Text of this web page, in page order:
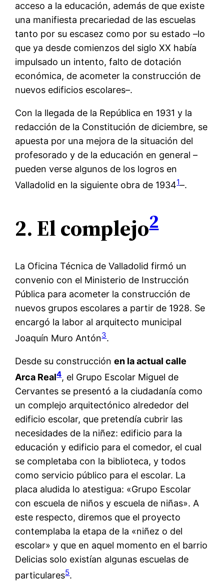
acceso a la educación, además de que existe
una manifiesta precariedad de las escuelas
tanto por su escasez como por su estado –lo
que ya desde comienzos del siglo XX había
impulsado un intento, falto de dotación
económica, de acometer la construcción de
nuevos edificios escolares–.
Con la llegada de la República en 1931 y la
redacción de la Constitución de diciembre, se
apuesta por una mejora de la situación del
profesorado y de la educación en general –
pueden verse algunos de los logros en
Valladolid en la siguiente obra de 19341–.
2. El complejo2
La Oficina Técnica de Valladolid firmó un
convenio con el Ministerio de Instrucción
Pública para acometer la construcción de
nuevos grupos escolares a partir de 1928. Se
encargó la labor al arquitecto municipal
Joaquín Muro Antón3.
Desde su construcciónen la actual calle
Arca Real4, el Grupo Escolar Miguel de
Cervantes se presentó a la ciudadanía como
un complejo arquitectónico alrededor del
edificio escolar, que pretendía cubrir las
necesidades de la niñez: edificio para la
educación y edificio para el comedor, el cual
se completaba con la biblioteca, y todos
como servicio público para el escolar. La
placa aludida lo atestigua: «Grupo Escolar
con escuela de niños y escuela de niñas». A
este respecto, diremos que el proyecto
contemplaba la etapa de la «niñez o del
escolar» y que en aquel momento en el barrio
Delicias solo existían algunas escuelas de
particulares5.